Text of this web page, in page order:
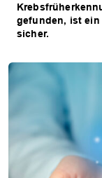
gefunden, ist ein
sicher.